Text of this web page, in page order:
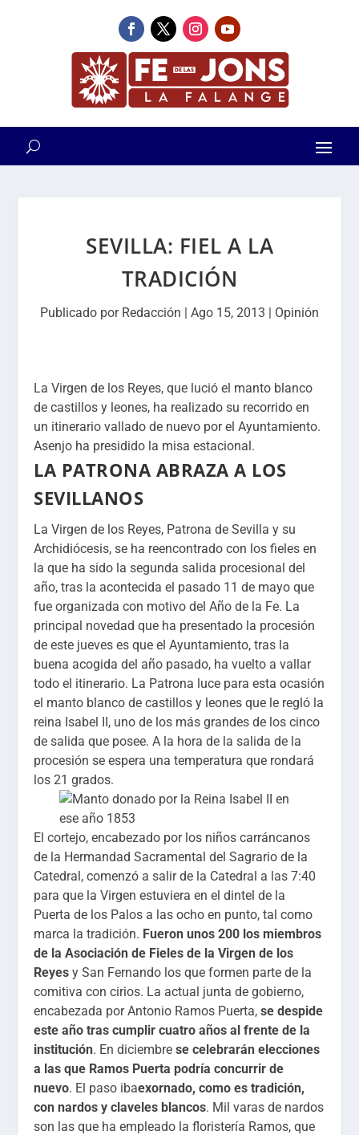
SEVILLA: FIEL A LA
TRADICIÓN
Publicado por Redacción | Ago 15, 2013 | Opinión
La Virgen de los Reyes, que lució el manto blanco
de castillos y leones, ha realizado su recorrido en
un itinerario vallado de nuevo por el Ayuntamiento.
Asenjo ha presidido la misa estacional.
LA PATRONA ABRAZA A LOS
SEVILLANOS
La Virgen de los Reyes, Patrona de Sevilla y su
Archidiócesis, se ha reencontrado con los fieles en
la que ha sido la segunda salida procesional del
año, tras la acontecida el pasado 11 de mayo que
fue organizada con motivo del Año de la Fe. La
principal novedad que ha presentado la procesión
de este jueves es que el Ayuntamiento, tras la
buena acogida del año pasado, ha vuelto a vallar
todo el itinerario. La Patrona luce para esta ocasión
el manto blanco de castillos y leones que le regló la
reina Isabel II, uno de los más grandes de los cinco
de salida que posee. A la hora de la salida de la
procesión se espera una temperatura que rondará
los 21 grados.
El cortejo, encabezado por los niños carráncanos
de la Hermandad Sacramental del Sagrario de la
Catedral, comenzó a salir de la Catedral a las 7:40
para que la Virgen estuviera en el dintel de la
Puerta de los Palos a las ocho en punto, tal como
marca la tradición. Fueron unos 200 los miembros
de la Asociación de Fieles de la Virgen de los
Reyes y San Fernando los que formen parte de la
comitiva con cirios. La actual junta de gobierno,
encabezada por Antonio Ramos Puerta,se despide
este año tras cumplir cuatro años al frente de la
institución. En diciembre se celebrarán elecciones
a las que Ramos Puerta podría concurrir de
nuevo. El paso ibaexornado, como es tradición,
con nardos y claveles blancos. Mil varas de nardos
son las que ha empleado la floristería Ramos, que